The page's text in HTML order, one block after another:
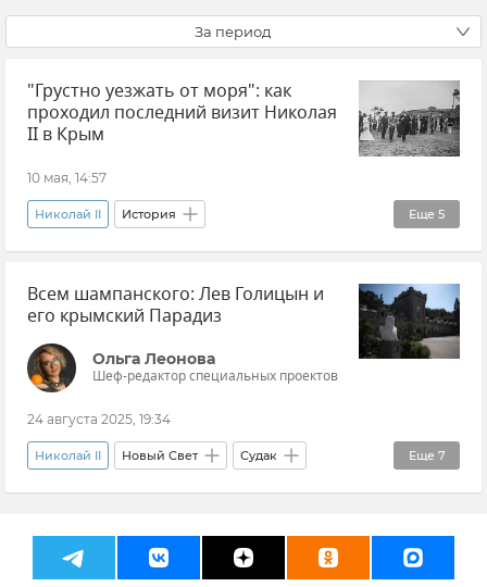
За период
"Грустно уезжать от моря": как
проходил последний визит Николая
II в Крым
10 мая, 14:57
Еще 5
Николай II История
Эксклюзивы РИА Новости Крым Крым
Новости Крыма Общество Россия
Всем шампанского: Лев Голицын и
его крымский Парадиз
Ольга Леонова
Шеф-редактор специальных проектов
24 августа 2025, 19:34
Еще 7
Николай II Новый Свет Судак
Виноделие в Крыму Виноделие
Сельское хозяйство
Император Александр III История